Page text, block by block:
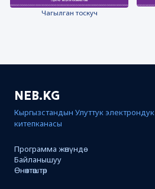
Чагылган тоскуч
NEB.KG
Кыргызстандын Улуттук электрондук
китепканасы
Программа жөнүндө
Байланышуу
Өнөктөштөр